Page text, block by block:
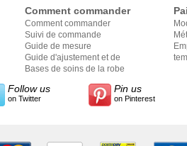
Comment commander
Comment commander
Suivi de commande
Guide de mesure
Guide d'ajustement et de
style
Bases de soins de la robe
Follow us
on Twitter
Pin us
on Pinterest